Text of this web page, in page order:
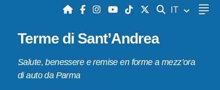
CERCA
IT
Terme di Sant’Andrea
Salute, benessere e remise en forme a mezz’ora
di auto da Parma